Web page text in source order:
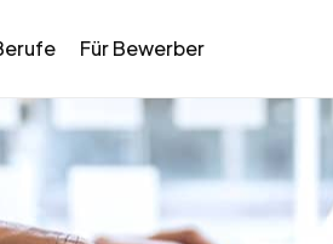
Für Bewerber